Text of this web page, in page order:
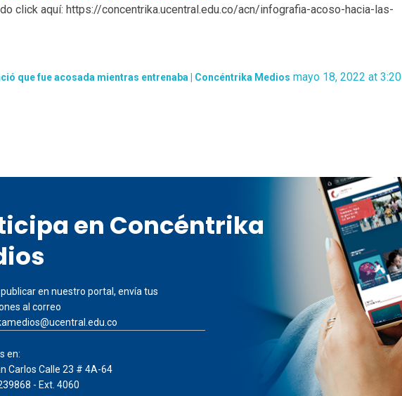
click aquí: https://concentrika.ucentral.edu.co/acn/infografia-acoso-hacia-las-
que fue acosada mientras entrenaba | Concéntrika Medios mayo 18, 2022 at 3:20
en Concéntrika
en nuestro portal, envía tus
al correo
en:
Carlos Calle 23 # 4A-64
- Ext. 4060